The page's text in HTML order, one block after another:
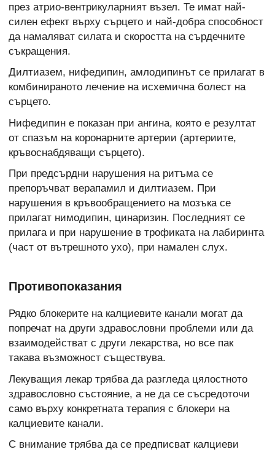
през атрио-вентрикуларният възел. Те имат най-
силен ефект върху сърцето и най-добра способност
да намаляват силата и скоростта на сърдечните
съкращения.
Дилтиазем, нифедипин, амлодипинът се прилагат в
комбинираното лечение на исхемична болест на
сърцето.
Нифедипин е показан при ангина, която е резултат
от спазъм на коронарните артерии (артериите,
кръвоснабдяващи сърцето).
При предсърдни нарушения на ритъма се
препоръчват верапамил и дилтиазем. При
нарушения в кръвообращението на мозъка се
прилагат нимодипин, цинаризин. Последният се
прилага и при нарушение в трофиката на лабиринта
(част от вътрешното ухо), при намален слух.
Противопоказания
Рядко блокерите на калциевите канали могат да
попречат на други здравословни проблеми или да
взаимодействат с други лекарства, но все пак
такава възможност съществува.
Лекуващия лекар трябва да разгледа цялостното
здравословно състояние, а не да се съсредоточи
само върху конкретната терапия с блокери на
калциевите канали.
С внимание трябва да се предписват калциеви